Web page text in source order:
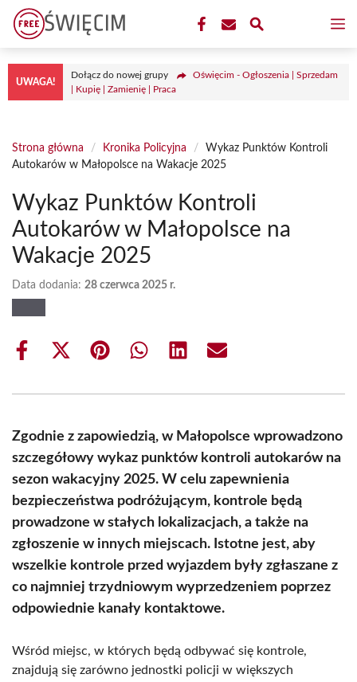
Przejdź
treści
UWAGA!
Dołącz do nowej grupy
Oświęcim - Ogłoszenia | Sprzedam
| Kupię | Zamienię | Praca
Strona główna / Kronika Policyjna /
Wykaz Punktów Kontroli
Autokarów w Małopolsce na Wakacje 2025
Wykaz Punktów Kontroli
Autokarów w Małopolsce na
Wakacje 2025
Data dodania: 28 czerwca 2025 r.
Share
Share
(Twitter)
Share Share Share Share
Zgodnie z zapowiedzią, w Małopolsce wprowadzono
szczegółowy wykaz punktów kontroli autokarów na
sezon wakacyjny 2025. W celu zapewnienia
bezpieczeństwa podróżującym, kontrole będą
prowadzone w stałych lokalizacjach, a także na
zgłoszenie w innych miejscach. Istotne jest, aby
wszelkie kontrole przed wyjazdem były zgłaszane z
co najmniej trzydniowym wyprzedzeniem poprzez
odpowiednie kanały kontaktowe.
Wśród miejsc, w których będą odbywać się kontrole,
znajdują się zarówno jednostki policji w większych